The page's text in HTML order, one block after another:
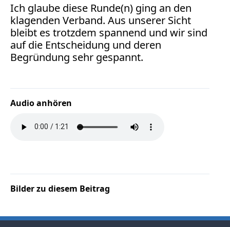
Ich glaube diese Runde(n) ging an den
klagenden Verband. Aus unserer Sicht
bleibt es trotzdem spannend und wir sind
auf die Entscheidung und deren
Begründung sehr gespannt.
Audio anhören
Bilder zu diesem Beitrag